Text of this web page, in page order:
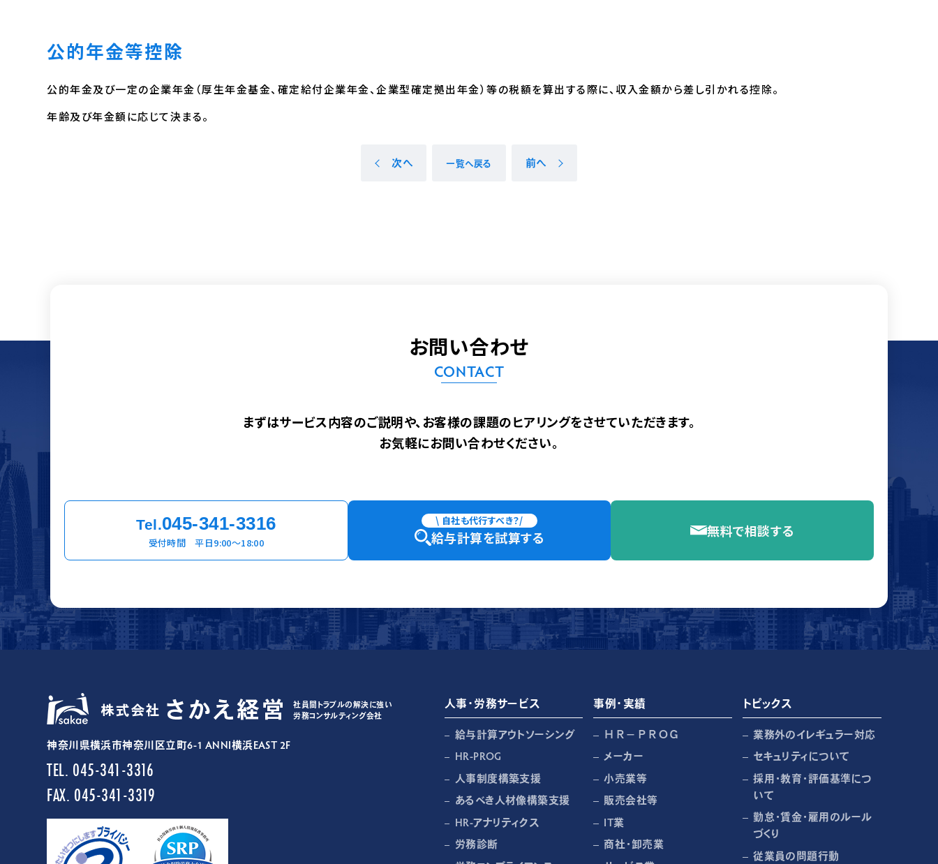
公的年金等控除
公的年金及び一定の企業年金（厚生年金基金、確定給付企業年金、企業型確定拠出年金）等の税額を算出する際に、収入金額から差し引かれる控除。
年齢及び年金額に応じて決まる。
次へ 一覧へ戻る 前へ
お問い合わせ
CONTACT
まずはサービス内容のご説明や、お客様の課題のヒアリングをさせていただきます。
お気軽にお問い合わせください。
Tel.045-341-3316
受付時間 平日9:00〜18:00
\ 自社も代行すべき？/
給与計算を試算する 無料で相談する
人事・労務サービス
給与計算アウトソーシング
HR-PROG
人事制度構築支援
あるべき人材像構築支援
HR-アナリティクス
労務診断
事例・実績
ＨＲ－ＰＲＯＧ
メーカー
小売業等
販売会社等
IT業
商社・卸売業
トピックス
業務外のイレギュラー対応
セキュリティについて
採用・教育・評価基準につ
いて
勤怠・賃金・雇用のルール
づくり
従業員の問題行動
社員間トラブルの解決に強い
労務コンサルティング会社
神奈川県横浜市神奈川区立町6-1 ANNI横浜EAST 2F
TEL. 045-341-3316
FAX. 045-341-3319